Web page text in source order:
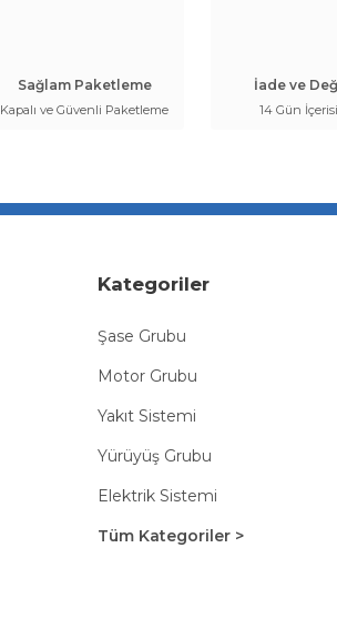
Sağlam Paketleme
Kapalı ve Güvenli Paketleme
İade ve
14 Gün
Kategoriler
Şase Grubu
Motor Grubu
Yakıt Sistemi
Yürüyüş Grubu
Elektrik Sistemi
Tüm Kategoriler >